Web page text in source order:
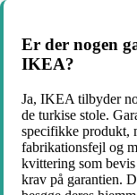
Er der nogen
IKEA?
Ja, IKEA tilbyder
de turkise stole.
specifikke produkt,
fabrikationsfejl og
kvittering som
krav på garantien.